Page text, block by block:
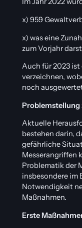
x) 959
x) was eine
zum Vorjahr
Auch für 2023 ist
verzeichnen,
noch
Problemstellung
Aktuelle
bestehen darin,
gefährliche
Messerangriffen
Problematik der
insbesondere im
Notwendigkeit
Maßnahmen.
Erste